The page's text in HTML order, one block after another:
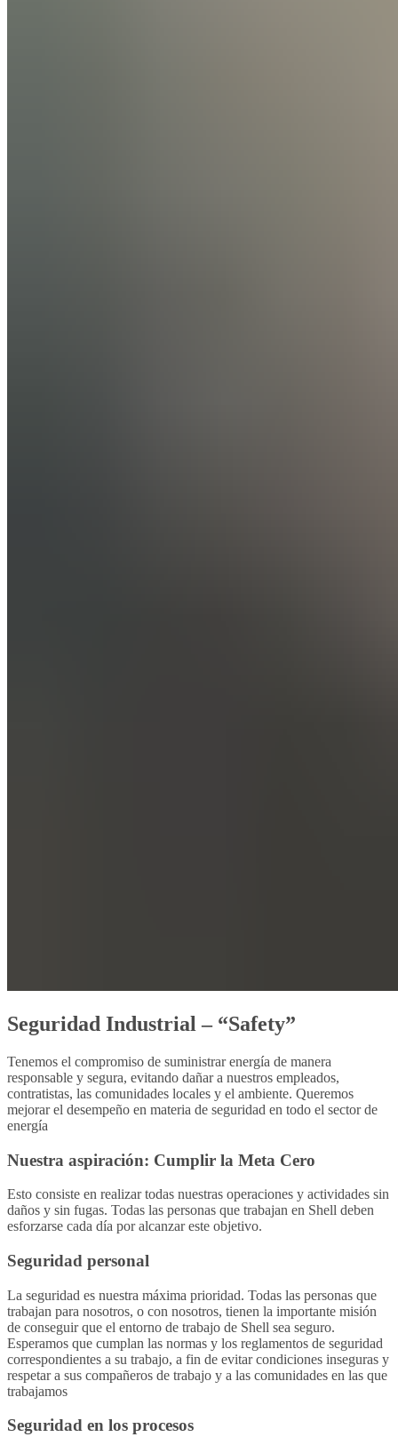
Seguridad Industrial – “Safety”
Tenemos el compromiso de suministrar energía de manera
responsable y segura, evitando dañar a nuestros empleados,
contratistas, las comunidades locales y el ambiente. Queremos
mejorar el desempeño en materia de seguridad en todo el sector de
energía
Nuestra aspiración: Cumplir la Meta Cero
Esto consiste en realizar todas nuestras operaciones y actividades sin
daños y sin fugas. Todas las personas que trabajan en Shell deben
esforzarse cada día por alcanzar este objetivo.
Seguridad personal
La seguridad es nuestra máxima prioridad. Todas las personas que
trabajan para nosotros, o con nosotros, tienen la importante misión
de conseguir que el entorno de trabajo de Shell sea seguro.
Esperamos que cumplan las normas y los reglamentos de seguridad
correspondientes a su trabajo, a fin de evitar condiciones inseguras y
respetar a sus compañeros de trabajo y a las comunidades en las que
trabajamos
Seguridad en los procesos